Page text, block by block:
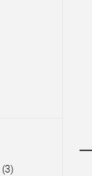
(3)